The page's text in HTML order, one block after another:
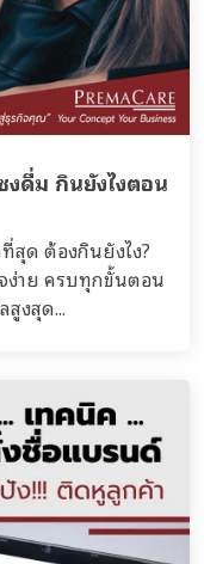
งดื่ม กินยังไงตอน
สุด ต้องกินยังไง?
ง่าย ครบทุกขั้นตอน
งสุด...